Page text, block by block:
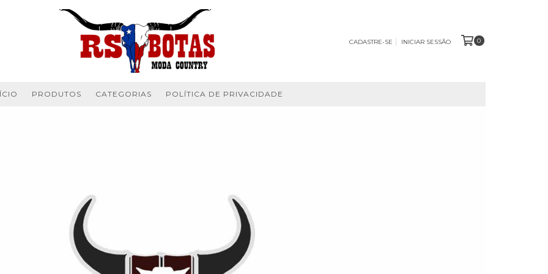
CADASTRE-SE INICIAR SESSÃO 0
PRODUTOS CATEGORIAS POLÍTICA DE PRIVACIDADE